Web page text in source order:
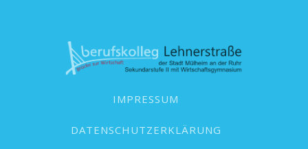
IMPRESSUM
DATENSCHUTZERKLÄRUNG